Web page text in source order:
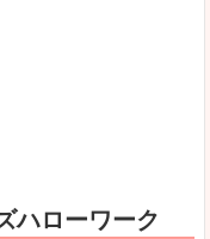
ハローワーク